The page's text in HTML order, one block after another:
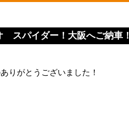
スパイダー！大阪へご納車！
りがとうございました！